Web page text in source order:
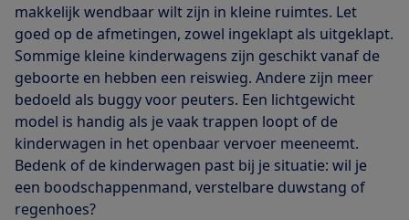
makkelijk wendbaar wilt zijn in kleine ruimtes. Let
goed op de afmetingen, zowel ingeklapt als uitgeklapt.
Sommige kleine kinderwagens zijn geschikt vanaf de
geboorte en hebben een reiswieg. Andere zijn meer
bedoeld als buggy voor peuters. Een lichtgewicht
model is handig als je vaak trappen loopt of de
kinderwagen in het openbaar vervoer meeneemt.
Bedenk of de kinderwagen past bij je situatie: wil je
een boodschappenmand, verstelbare duwstang of
regenhoes?